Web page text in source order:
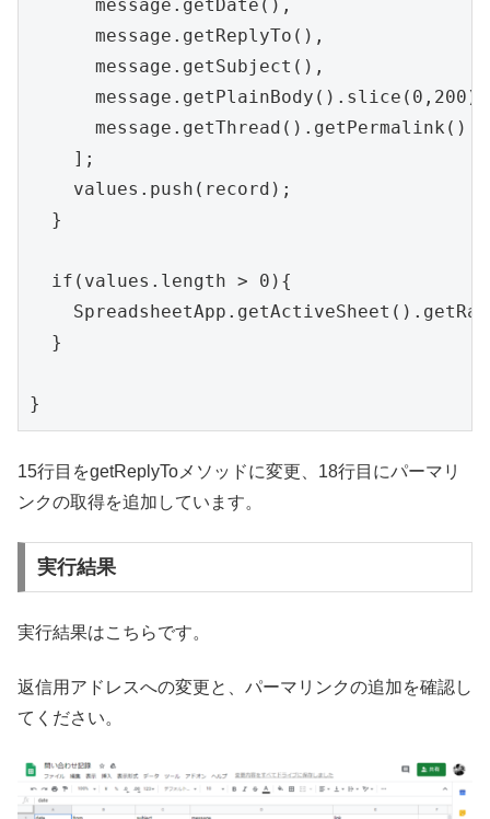
      message.getDate(),
      message.getReplyTo(),
      message.getSubject(),
      message.getPlainBody().slice(0,200),
      message.getThread().getPermalink()
    ];
    values.push(record);
  }
  if(values.length > 0){
  }
15行目をgetReplyToメソッドに変更、18行目にパーマリ
ンクの取得を追加しています。
実行結果
実行結果はこちらです。
返信用アドレスへの変更と、パーマリンクの追加を確認し
てください。